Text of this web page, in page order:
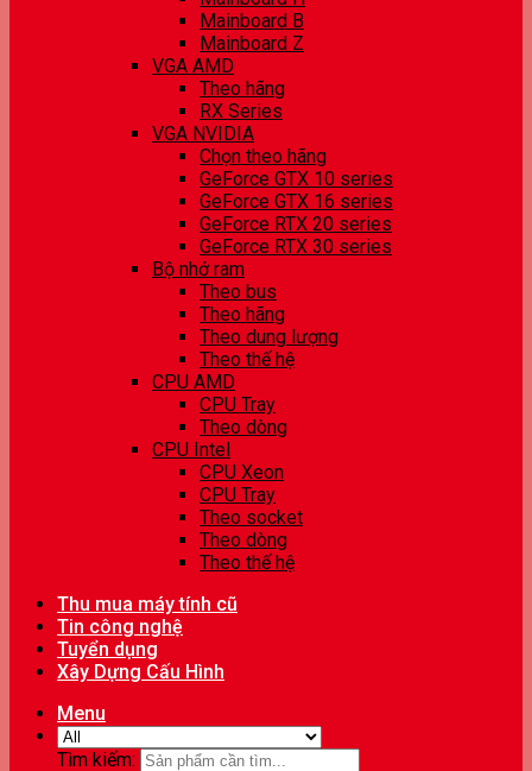
Mainboard B
Mainboard Z
VGA AMD
Theo hãng
RX Series
VGA NVIDIA
Chọn theo hãng
GeForce GTX 10 series
GeForce GTX 16 series
GeForce RTX 20 series
GeForce RTX 30 series
Bộ nhớ ram
Theo bus
Theo hãng
Theo dung lượng
Theo thế hệ
CPU AMD
CPU Tray
Theo dòng
CPU Intel
CPU Xeon
CPU Tray
Theo socket
Theo dòng
Theo thế hệ
Thu mua máy tính cũ
Tin công nghệ
Tuyển dụng
Xây Dựng Cấu Hình
Menu
Tìm kiếm: